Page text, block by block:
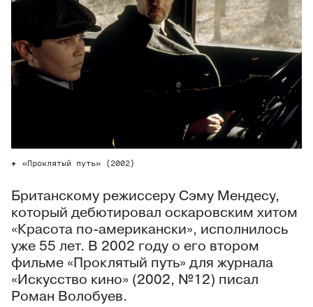
«Проклятый путь» (2002)
Британскому режиссеру Сэму Мендесу,
который дебютировал оскаровским хитом
«Красота по-американски», исполнилось
уже 55 лет. В 2002 году о его втором
фильме «Проклятый путь» для журнала
«Искусство кино» (2002, №12) писал
Роман Волобуев.